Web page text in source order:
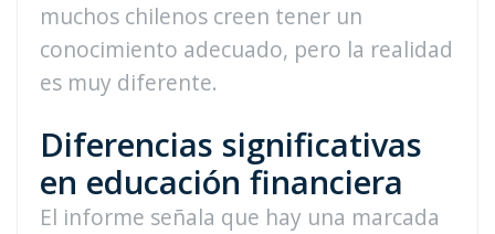
muchos chilenos creen tener un
conocimiento adecuado, pero la realidad
es muy diferente.
Diferencias significativas
en educación financiera
El informe señala que hay una marcada